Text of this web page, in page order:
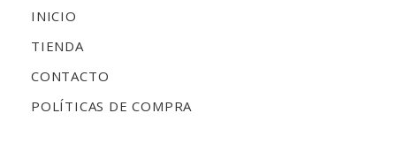
INICIO
TIENDA
CONTACTO
POLÍTICAS DE COMPRA